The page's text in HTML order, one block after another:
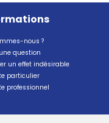
nous ?
question
un effet indésirable
particulier
professionnel